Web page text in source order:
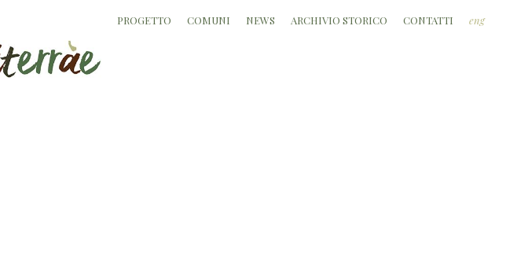
PROGETTO COMUNI NEWS ARCHIVIO STORICO CONTATTI eng